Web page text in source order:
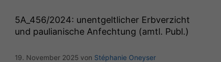
5A_456/2024: unentgeltlicher Erbverzicht
und paulianische Anfechtung (amtl. Publ.)
19. November 2025 von Stéphanie Oneyser